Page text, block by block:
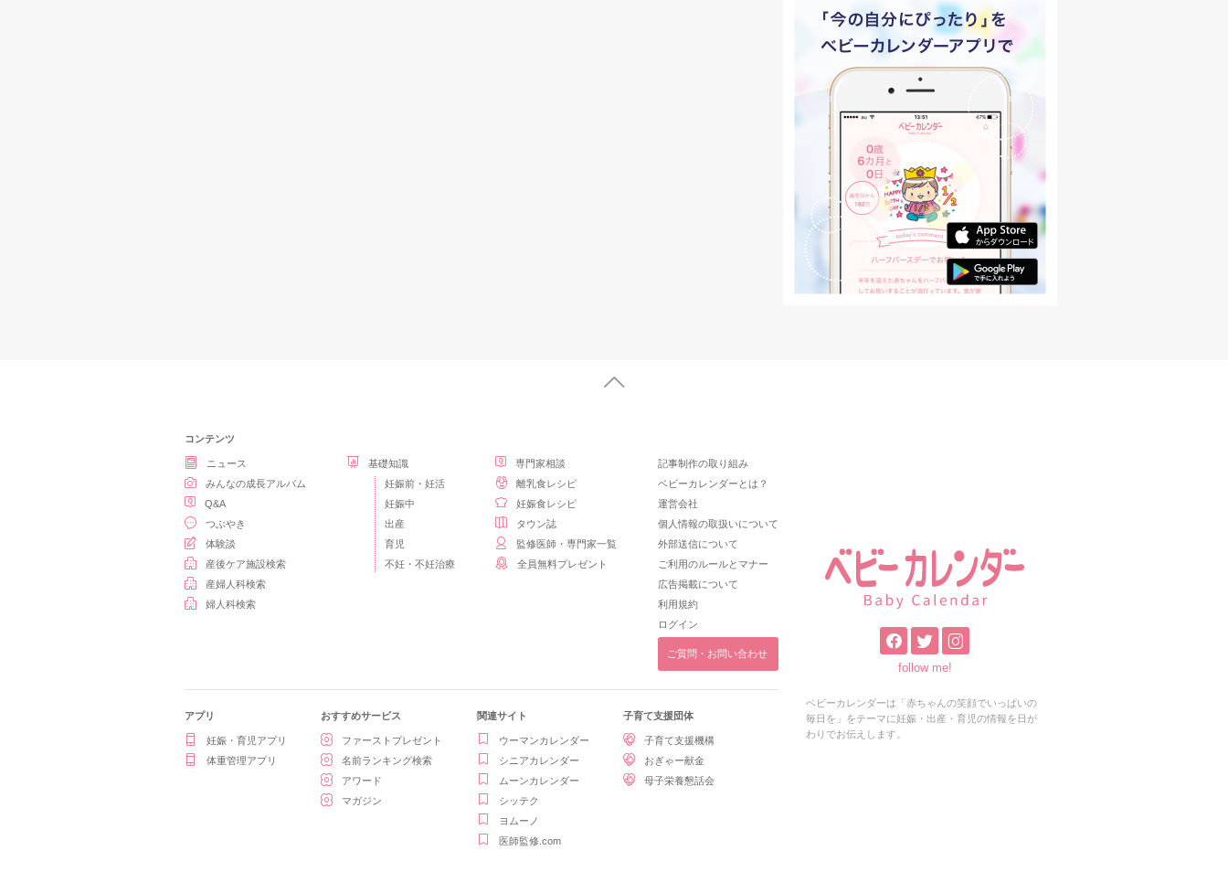
コンテンツ
ニュース
みんなの成長アルバム
Q&A
つぶやき
体験談
産後ケア施設検索
産婦人科検索
婦人科検索
基礎知識
妊娠前・妊活
妊娠中
出産
育児
不妊・不妊治療
専門家相談
離乳食レシピ
妊娠食レシピ
タウン誌
監修医師・専門家一覧
全員無料プレゼント
記事制作の取り組み
ベビーカレンダーとは？
運営会社
個人情報の取扱いについて
外部送信について
ご利用のルールとマナー
広告掲載について
利用規約
ログイン
ご質問・お問い合わせ
アプリ
妊娠・育児アプリ
体重管理アプリ
おすすめサービス
ファーストプレゼント
名前ランキング検索
アワード
マガジン
関連サイト
ウーマンカレンダー
シニアカレンダー
ムーンカレンダー
シッテク
ヨムーノ
医師監修.com
子育て支援団体
子育て支援機構
おぎゃー献金
母子栄養懇話会
follow me!
ベビーカレンダーは「赤ちゃんの笑顔でいっぱいの
毎日を」をテーマに妊娠・出産・育児の情報を日が
わりでお伝えします。